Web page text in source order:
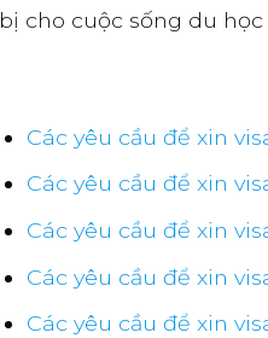
bị cho cuộc sống du
Các yêu cầu để xin
Các yêu cầu để xin
Các yêu cầu để xin
Các yêu cầu để xin
Các yêu cầu để xin